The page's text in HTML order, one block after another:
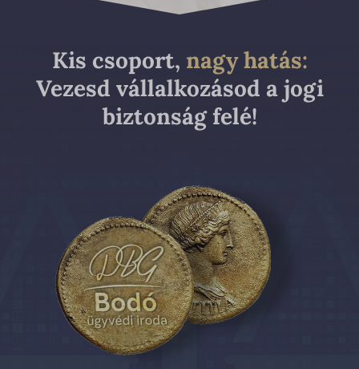
Kis csoport, nagy hatás:
Vezesd vállalkozásod a jogi
biztonság felé!